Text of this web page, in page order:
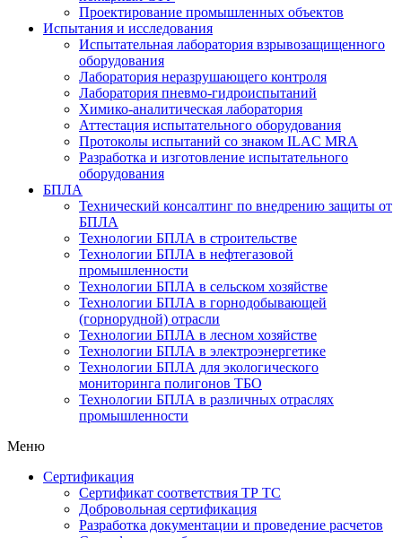
Проектирование промышленных объектов
Испытания и исследования
Испытательная лаборатория взрывозащищенного
оборудования
Лаборатория неразрушающего контроля
Лаборатория пневмо-гидроиспытаний
Химико-аналитическая лаборатория
Аттестация испытательного оборудования
Протоколы испытаний со знаком ILAC MRA
Разработка и изготовление испытательного
оборудования
БПЛА
Технический консалтинг по внедрению защиты от
БПЛА
Технологии БПЛА в строительстве
Технологии БПЛА в нефтегазовой
промышленности
Технологии БПЛА в сельском хозяйстве
Технологии БПЛА в горнодобывающей
(горнорудной) отрасли
Технологии БПЛА в лесном хозяйстве
Технологии БПЛА в электроэнергетике
Технологии БПЛА для экологического
мониторинга полигонов ТБО
Технологии БПЛА в различных отраслях
промышленности
Меню
Сертификация
Cертификат соответствия ТР ТС
Добровольная сертификация
Разработка документации и проведение расчетов